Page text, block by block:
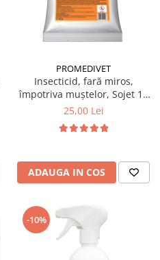
PROMEDIVET
Insecticid, fară miros,
împotriva muștelor, Sojet 10
gr
25,00 Lei
ADAUGA IN COS
-10%